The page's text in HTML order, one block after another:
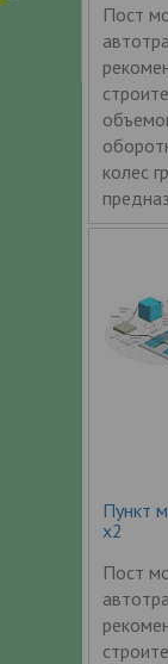
Пост
колес
Пункт
x2
Пост